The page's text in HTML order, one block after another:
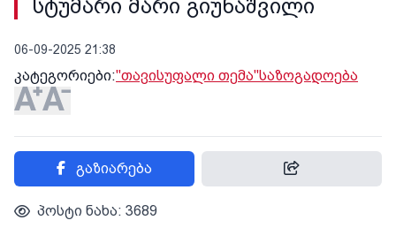
სტუმარი მარი გიუნაშვილი
06-09-2025 21:38
კატეგორიები:"თავისუფალი თემა"საზოგადოება
გაზიარება
პოსტი ნახა: 3689